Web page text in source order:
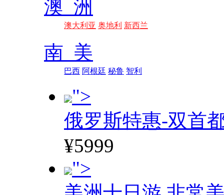
澳 洲
澳大利亚 奥地利 新西兰
南 美
巴西 阿根廷 秘鲁 智利
">
俄罗斯特惠-双首
¥5999
">